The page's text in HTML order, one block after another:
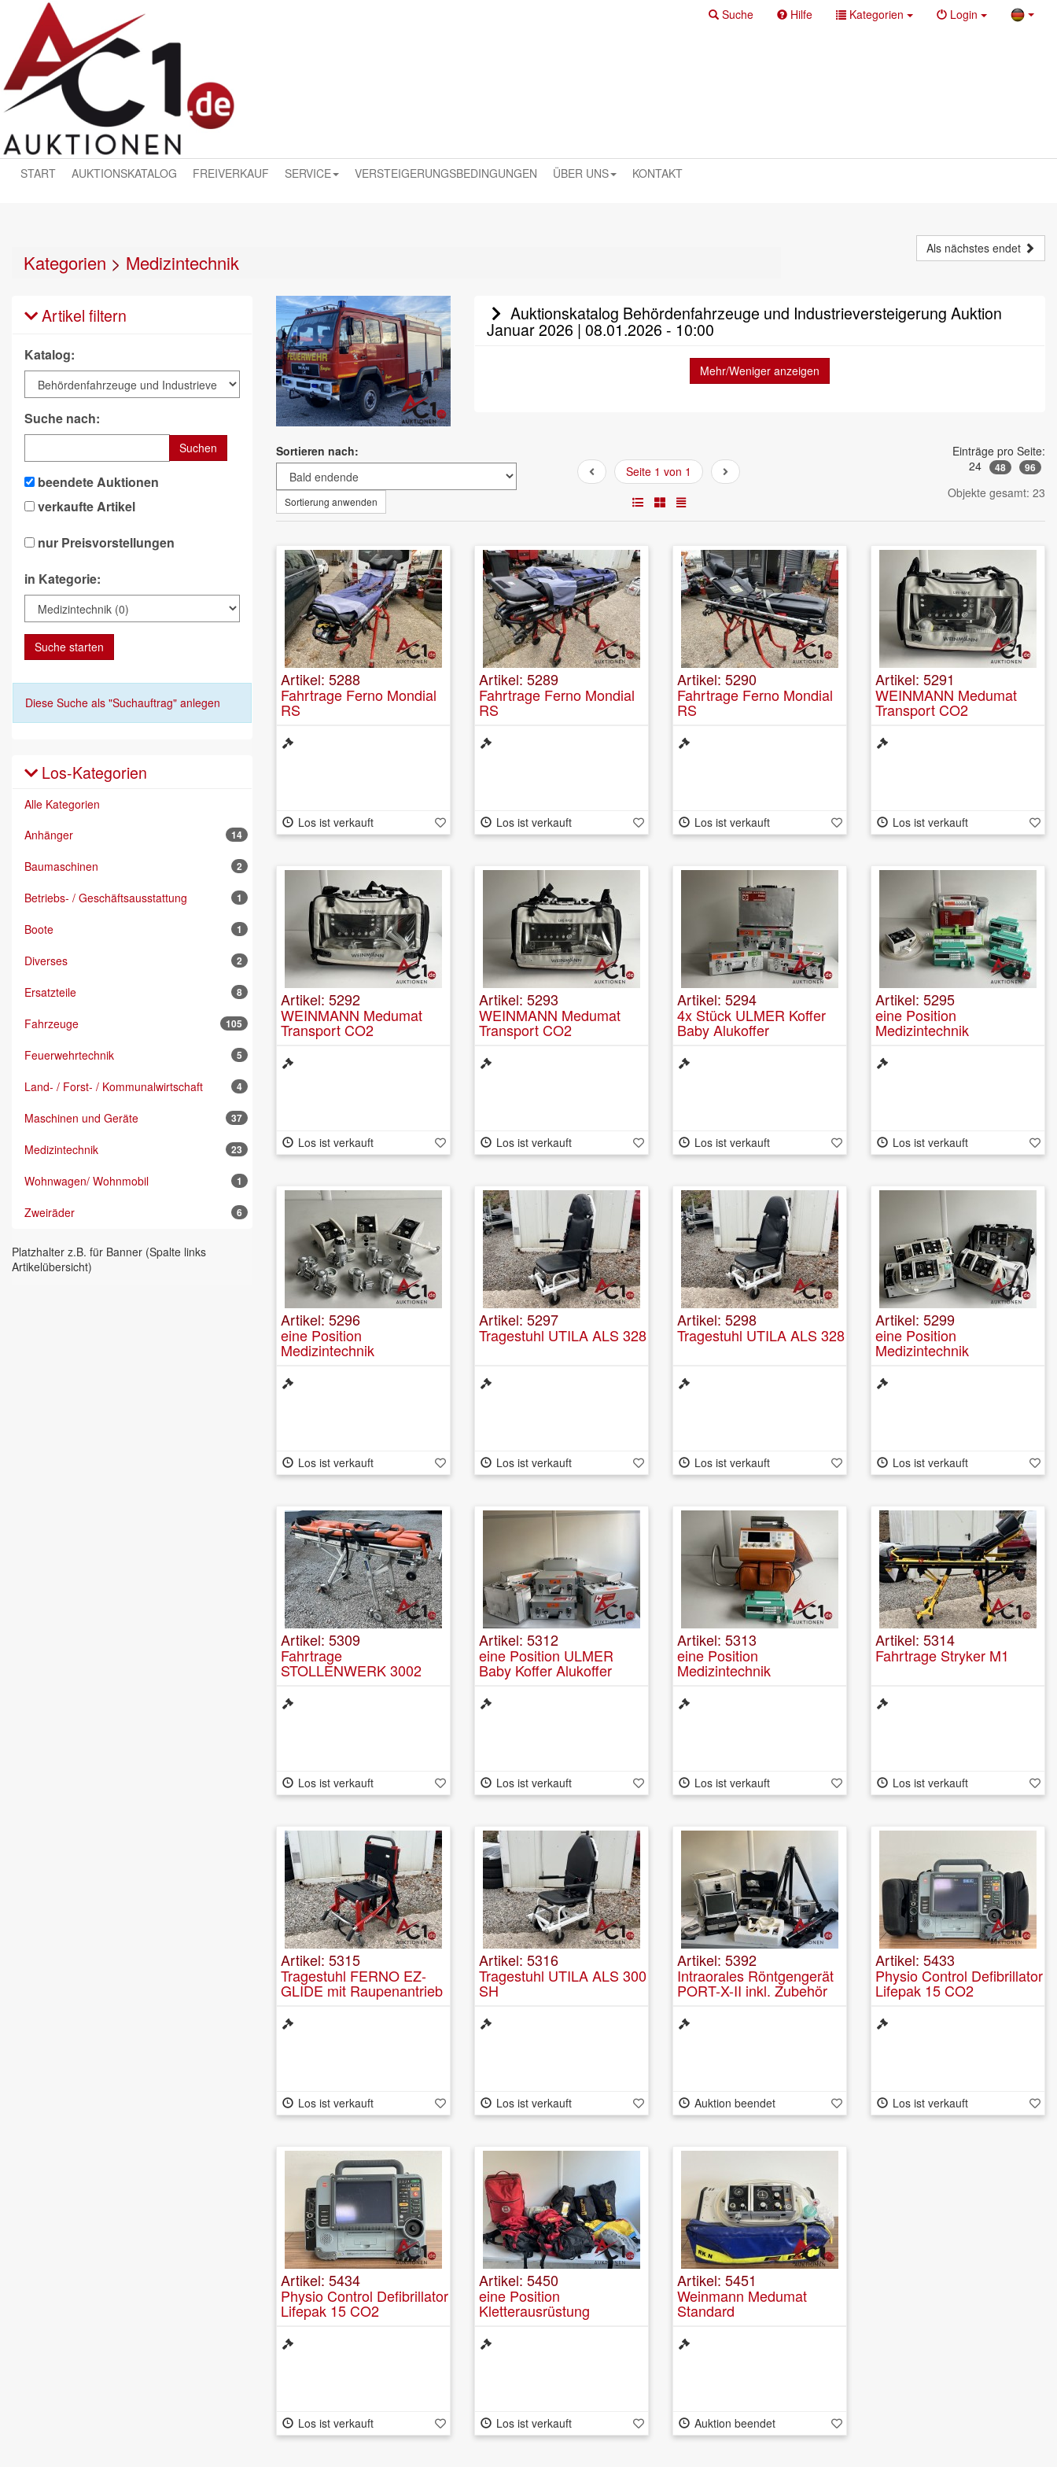
Suche Hilfe Kategorien Login
START AUKTIONSKATALOG FREIVERKAUF SERVICE VERSTEIGERUNGSBEDINGUNGEN ÜBER UNS KONTAKT
Kategorien > Medizintechnik
Als nächstes endet
Artikel filtern
Katalog:
Suche nach:
Suchen
beendete Auktionen
verkaufte Artikel
nur Preisvorstellungen
in Kategorie:
Suche starten
Diese Suche als "Suchauftrag" anlegen
Los-Kategorien
Alle Kategorien
Anhänger
14
Baumaschinen 2
Betriebs- / Geschäftsausstattung 1
Boote 1
Diverses 2
Ersatzteile 8
Fahrzeuge 105
Feuerwehrtechnik 5
Land- / Forst- / Kommunalwirtschaft 4
Maschinen und Geräte 37
Medizintechnik 23
Wohnwagen/ Wohnmobil 1
Zweiräder 6
Platzhalter z.B. für Banner (Spalte links
Artikelübersicht)
Auktionskatalog Behördenfahrzeuge und Industrieversteigerung Auktion
Januar 2026 | 08.01.2026 - 10:00
Mehr/Weniger anzeigen
Sortieren nach:
Sortierung anwenden
Seite 1 von 1
Einträge pro Seite:
24
48 96
Objekte gesamt: 23
Artikel: 5288
Fahrtrage Ferno Mondial
RS
Los ist verkauft
Artikel: 5289
Fahrtrage Ferno Mondial
RS
Los ist verkauft
Artikel: 5290
Fahrtrage Ferno Mondial
RS
Los ist verkauft
Artikel: 5291
WEINMANN Medumat
Transport CO2
Los ist verkauft
Artikel: 5292
WEINMANN Medumat
Transport CO2
Los ist verkauft
Artikel: 5293
WEINMANN Medumat
Transport CO2
Los ist verkauft
Artikel: 5294
4x Stück ULMER Koffer
Baby Alukoffer
Los ist verkauft
Artikel: 5295
eine Position
Medizintechnik
Los ist verkauft
Artikel: 5296
eine Position
Medizintechnik
Los ist verkauft
Artikel: 5297
Tragestuhl UTILA ALS 328
Los ist verkauft
Artikel: 5298
Tragestuhl UTILA ALS 328
Los ist verkauft
Artikel: 5299
eine Position
Medizintechnik
Los ist verkauft
Artikel: 5309
Fahrtrage
STOLLENWERK 3002
Los ist verkauft
Artikel: 5312
eine Position ULMER
Baby Koffer Alukoffer
Los ist verkauft
Artikel: 5313
eine Position
Medizintechnik
Los ist verkauft
Artikel: 5314
Fahrtrage Stryker M1
Los ist verkauft
Artikel: 5315
Tragestuhl FERNO EZ-
GLIDE mit Raupenantrieb
Los ist verkauft
Artikel: 5316
Tragestuhl UTILA ALS 300
SH
Los ist verkauft
Artikel: 5392
Intraorales Röntgengerät
PORT-X-II inkl. Zubehör
Auktion beendet
Artikel: 5433
Physio Control Defibrillator
Lifepak 15 CO2
Los ist verkauft
Artikel: 5434
Physio Control Defibrillator
Lifepak 15 CO2
Los ist verkauft
Artikel: 5450
eine Position
Kletterausrüstung
Los ist verkauft
Artikel: 5451
Weinmann Medumat
Standard
Auktion beendet